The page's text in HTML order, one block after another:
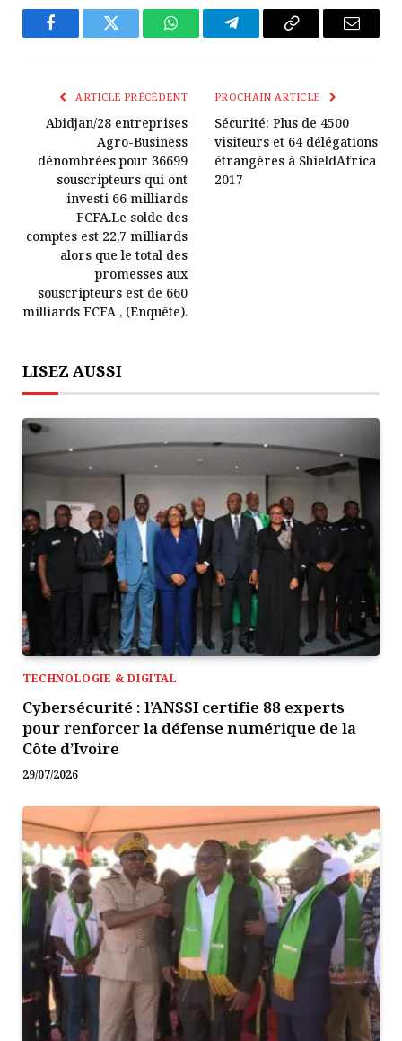
FacebookTwitter WhatsAppTélégrammeCopier
Lien
E-
ARTICLE PRÉCÉDENT
Abidjan/28 entreprises
Agro-Business
dénombrées pour 36699
souscripteurs qui ont
investi 66 milliards
FCFA.Le solde des
comptes est 22,7 milliards
alors que le total des
promesses aux
souscripteurs est de 660
milliards FCFA , (Enquête).
PROCHAIN ARTICLE
Sécurité: Plus de 4500
visiteurs et 64 délégations
étrangères à ShieldAfrica
2017
LISEZ AUSSI
TECHNOLOGIE & DIGITAL
Cybersécurité : l’ANSSI certifie 88 experts
pour renforcer la défense numérique de la
Côte d’Ivoire
29/07/2026